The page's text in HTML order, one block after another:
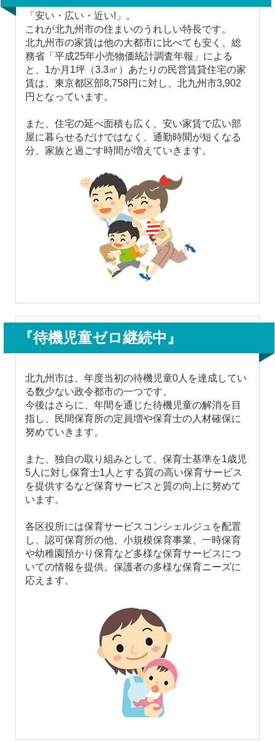
「安い・広い・近い!」。
これが北九州市の住まいのうれしい特長です。
北九州市の家賃は他の大都市に比べても安く、総
務省「平成25年小売物価統計調査年報」による
と、1か月1坪（3.3㎡）あたりの民営賃貸住宅の家
賃は、東京都区部8,758円に対し、北九州市3,902
円となっています。
また、住宅の延べ面積も広く、安い家賃で広い部
屋に暮らせるだけではなく、通勤時聞が短くなる
分、家族と過ごす時間が増えていきます。
『待機児童ゼロ継続中』
北九州市は、年度当初の待機児童0人を達成してい
る数少ない政令都市の一つです。
今後はさらに、年間を通じた待機児童の解消を目
指し、民間保育所の定員増や保育士の人材確保に
努めていきます。
また、独自の取り組みとして、保育士基準を1歳児
5人に対し保育士1人とする質の高い保育サービス
を提供するなど保育サービスと質の向上に努めて
います。
各区役所には保育サービスコンシェルジュを配置
し、認可保育所の他、小規模保育事業、一時保育
や幼稚園預かり保育など多様な保育サービスにつ
いての情報を提供。保護者の多様な保育ニーズに
応えます。